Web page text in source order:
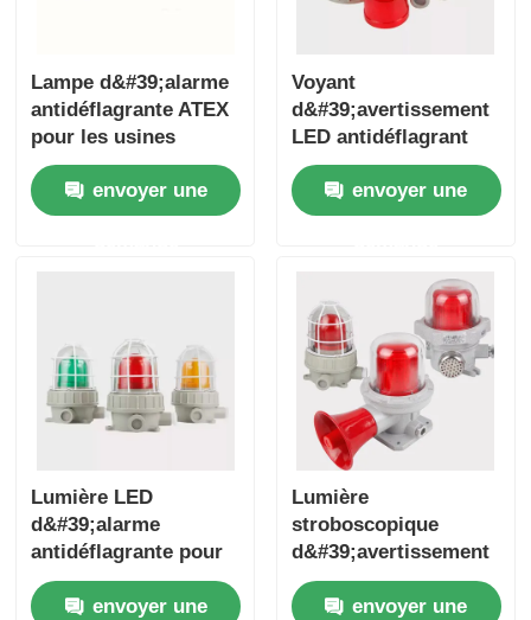
Lampe d&#39;alarme
antidéflagrante ATEX
pour les usines
pétrolières et
gazières, les usines
chimiques et les
envoyer une
Voyant
d&#39;avertissement
LED antidéflagrant
avec sirène
envoyer une
Lumière LED
d&#39;alarme
antidéflagrante pour
zone 1 et zone 2
envoyer une
Lumière
stroboscopique
d&#39;avertissement
LED antidéflagrante
pour la sécurité des
envoyer une